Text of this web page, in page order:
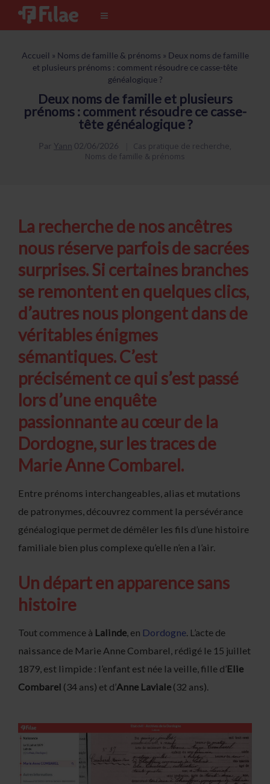
Accueil » Noms de famille & prénoms » Deux noms de famille
et plusieurs prénoms : comment résoudre ce casse-tête
généalogique ?
Deux noms de famille et plusieurs
prénoms : comment résoudre ce casse-
tête généalogique ?
Par Yann 02/06/2026 Cas pratique de recherche,
Noms de famille & prénoms
La recherche de nos ancêtres
nous réserve parfois de sacrées
surprises. Si certaines branches
se remontent en quelques clics,
d’autres nous plongent dans de
véritables énigmes
sémantiques. C’est
précisément ce qui s’est passé
lors d’une enquête
passionnante au cœur de la
Dordogne, sur les traces de
Marie Anne Combarel.
Entre prénoms interchangeables, alias et mutations
de patronymes, découvrez comment la persévérance
généalogique permet de démêler les fils d’une histoire
familiale bien plus complexe qu’elle n’en a l’air.
Un départ en apparence sans
histoire
Tout commence à Lalinde, en Dordogne. L’acte de
naissance de Marie Anne Combarel, rédigé le 15 juillet
1879, est limpide : l’enfant est née la veille, fille d’Elie
Combarel (34 ans) et d’Anne Laviale (32 ans).